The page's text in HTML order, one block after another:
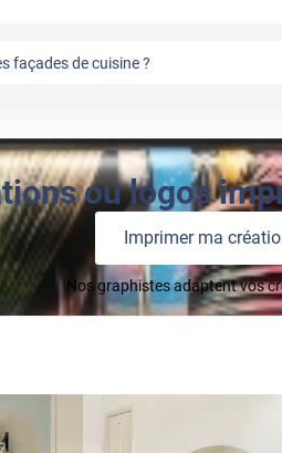
façades de cuisine ?
ou logos
Imprimer ma
Nos graphistes adaptent vos